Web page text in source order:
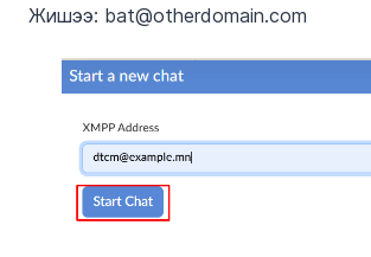
Жишээ: bat@otherdomain.com